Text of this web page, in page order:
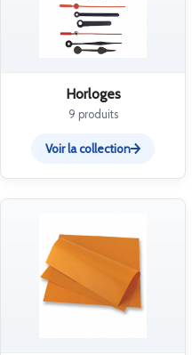
Horloges
9 produits
Voir la collection